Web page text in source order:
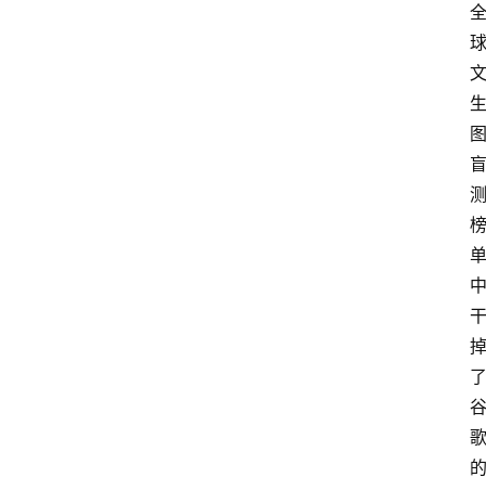
全
球
文
生
图
盲
测
榜
单
中
干
掉
了
谷
歌
的